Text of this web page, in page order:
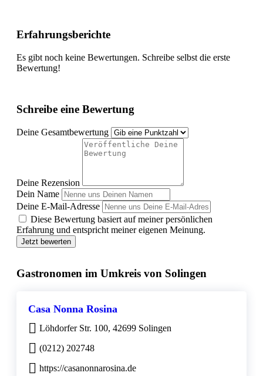
Erfahrungsberichte
Es gibt noch keine Bewertungen. Schreibe selbst die erste
Bewertung!
Schreibe eine Bewertung
Deine Gesamtbewertung
Deine Rezension
Dein Name
Deine E-Mail-Adresse
Diese Bewertung basiert auf meiner persönlichen
Erfahrung und entspricht meiner eigenen Meinung.
Jetzt bewerten
Gastronomen im Umkreis von Solingen
Casa Nonna Rosina
Löhdorfer Str. 100, 42699 Solingen
(0212) 202748
https://casanonnarosina.de